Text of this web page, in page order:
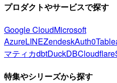
プロダクトやサービスで探す
Google CloudMicrosoft
AzureLINEZendeskAuth0
マティカdbtDuckDBCloudflare
特集やシリーズから探す